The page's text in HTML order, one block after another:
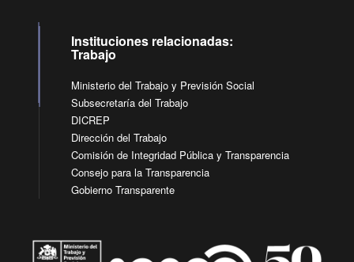
Instituciones relacionadas:
Trabajo
Ministerio del Trabajo y Previsión Social
Subsecretaría del Trabajo
DICREP
Dirección del Trabajo
Comisión de Integridad Pública y Transparencia
Consejo para la Transparencia
Gobierno Transparente